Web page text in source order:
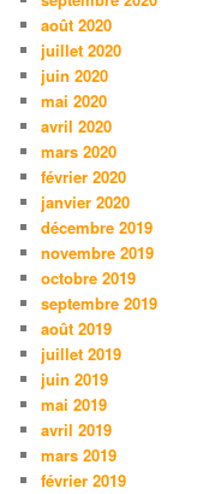
août 2020
juillet 2020
juin 2020
mai 2020
avril 2020
mars 2020
février 2020
janvier 2020
décembre 2019
novembre 2019
octobre 2019
septembre 2019
août 2019
juillet 2019
juin 2019
mai 2019
avril 2019
mars 2019
février 2019